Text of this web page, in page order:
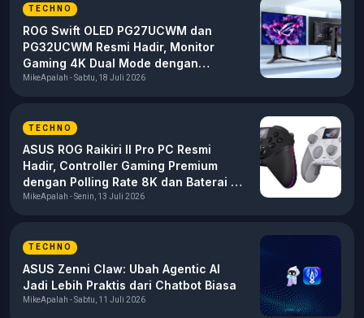
TECHNO
ROG Swift OLED PG27UCWM dan
PG32UCWM Resmi Hadir, Monitor
Gaming 4K Dual Mode dengan
Tandem RGB OLED
MikeApalah - Sabtu, 18 Juli 2026
TECHNO
ASUS ROG Raikiri II Pro PC Resmi
Hadir, Controller Gaming Premium
dengan Polling Rate 8K dan Baterai 79
Jam
MikeApalah - Senin, 13 Juli 2026
TECHNO
ASUS Zenni Claw: Ubah Agentic AI
Jadi Lebih Praktis dari Chatbot Biasa
MikeApalah - Sabtu, 11 Juli 2026